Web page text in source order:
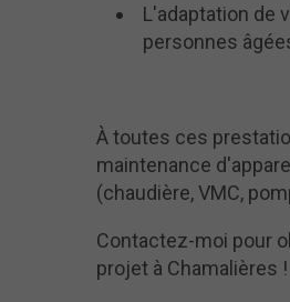
L'adaptation de
personnes
À toutes ces
maintenance
(chaudière, VMC,
Contactez-moi pour
projet à Chamalières !